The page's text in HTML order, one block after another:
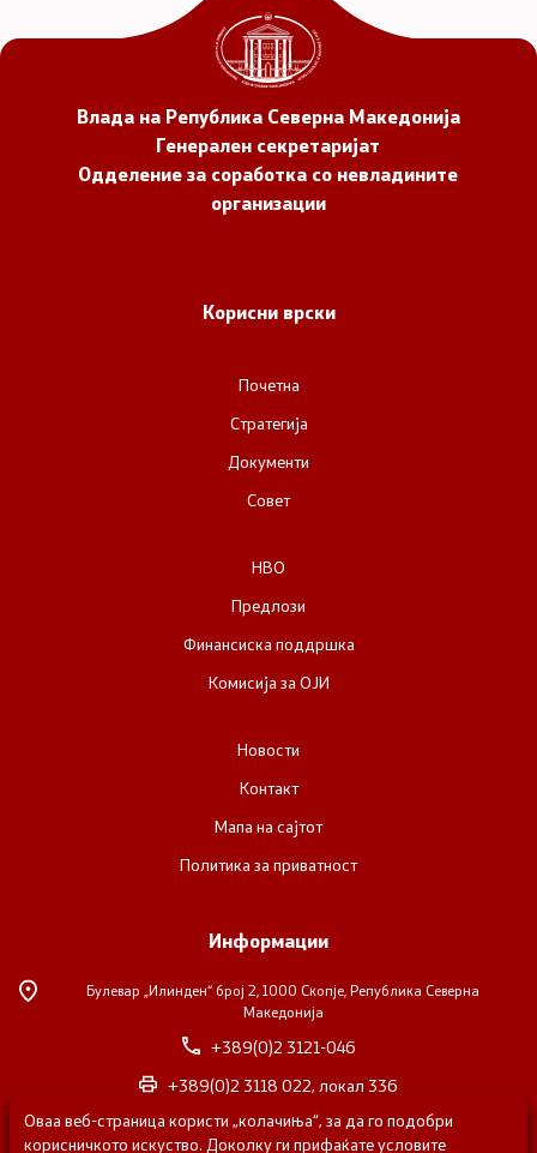
Влада на Република Северна Македонија
Генерален секретаријат
Одделение за соработка со невладините
организации
Корисни врски
Почетна
Стратегија
Документи
Совет
НВО
Предлози
Финансиска поддршка
Комисија за ОЈИ
Новости
Контакт
Мапа на сајтот
Политика за приватност
Информации
Булевар „Илинден“ број 2, 1000 Скопје, Република Северна
Македонија
+389(0)2 3121-046
+389(0)2 3118 022, локал 336
nvosorabotka@gs.gov.mk
Оваа веб-страница користи „колачиња“, за да го подобри
корисничкото искуство. Доколку ги прифаќате условите